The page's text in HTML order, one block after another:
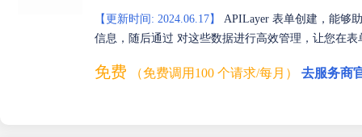
【更新时间: 2024.06.17】
APILayer 表单创建，能够
信息，随后通过 对这些数据进行高效管理，让您在
免费 （免费调用100 个请求/每月） 去服务商